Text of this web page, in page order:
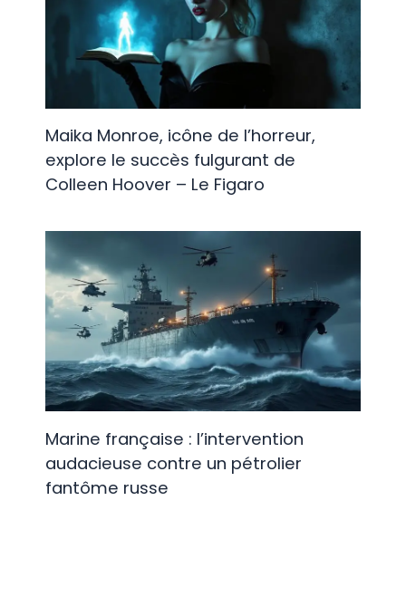
Maika Monroe, icône de l’horreur,
explore le succès fulgurant de
Colleen Hoover – Le Figaro
Marine française : l’intervention
audacieuse contre un pétrolier
fantôme russe